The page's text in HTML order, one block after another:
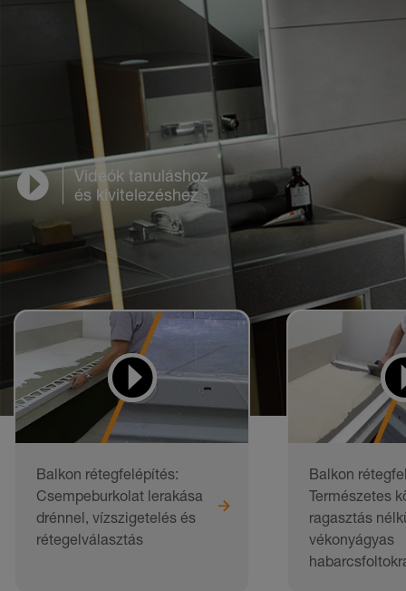
Videók tanuláshoz
és kivitelezéshez
Balkon rétegfelépítés:
Csempeburkolat lerakása
drénnel, vízszigetelés és
rétegelválasztás
Balkon
Természetes
ragasztás
vékonyágyas